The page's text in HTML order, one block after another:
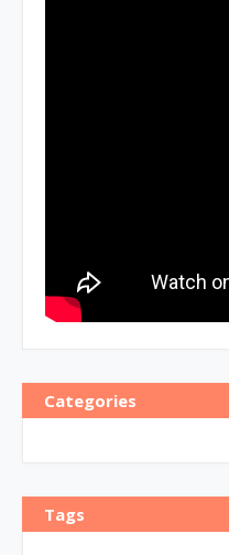
Categories
Tags